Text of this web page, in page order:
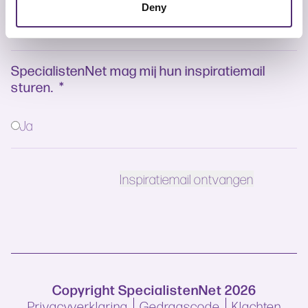
Deny
SpecialistenNet mag mij hun inspiratiemail
sturen. *
Ja
Copyright SpecialistenNet 2026